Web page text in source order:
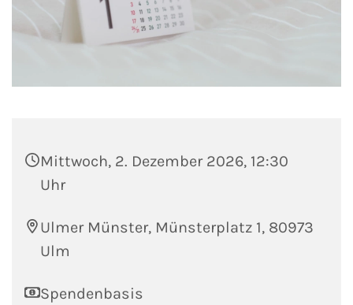
Mittwoch, 2. Dezember 2026, 12:30
Uhr
Ulmer Münster, Münsterplatz 1, 80973
Ulm
Spendenbasis